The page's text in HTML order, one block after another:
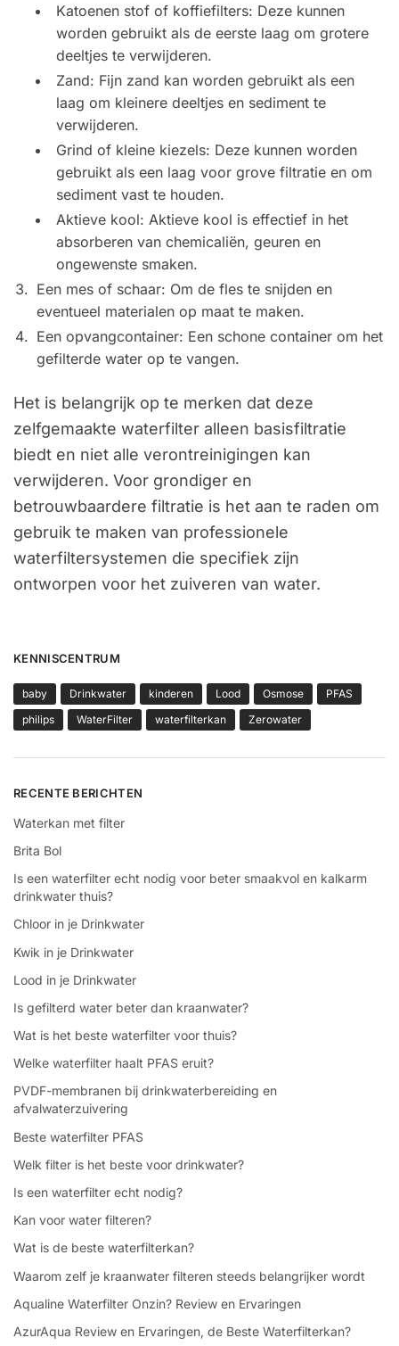
Katoenen stof of koffiefilters: Deze kunnen
worden gebruikt als de eerste laag om grotere
deeltjes te verwijderen.
Zand: Fijn zand kan worden gebruikt als een
laag om kleinere deeltjes en sediment te
verwijderen.
Grind of kleine kiezels: Deze kunnen worden
gebruikt als een laag voor grove filtratie en om
sediment vast te houden.
Aktieve kool: Aktieve kool is effectief in het
absorberen van chemicaliën, geuren en
ongewenste smaken.
Een mes of schaar: Om de fles te snijden en
eventueel materialen op maat te maken.
Een opvangcontainer: Een schone container om het
gefilterde water op te vangen.
Het is belangrijk op te merken dat deze
zelfgemaakte waterfilter alleen basisfiltratie
biedt en niet alle verontreinigingen kan
verwijderen. Voor grondiger en
betrouwbaardere filtratie is het aan te raden om
gebruik te maken van professionele
waterfiltersystemen die specifiek zijn
ontworpen voor het zuiveren van water.
KENNISCENTRUM
baby Drinkwater kinderen Lood Osmose
PFAS
philips
WaterFilter waterfilterkan Zerowater
RECENTE BERICHTEN
Waterkan met filter
Brita Bol
Is een waterfilter echt nodig voor beter smaakvol en kalkarm
drinkwater thuis?
Chloor in je Drinkwater
Kwik in je Drinkwater
Lood in je Drinkwater
Is gefilterd water beter dan kraanwater?
Wat is het beste waterfilter voor thuis?
Welke waterfilter haalt PFAS eruit?
PVDF-membranen bij drinkwaterbereiding en
afvalwaterzuivering
Beste waterfilter PFAS
Welk filter is het beste voor drinkwater?
Is een waterfilter echt nodig?
Kan voor water filteren?
Wat is de beste waterfilterkan?
Waarom zelf je kraanwater filteren steeds belangrijker wordt
Aqualine Waterfilter Onzin? Review en Ervaringen
AzurAqua Review en Ervaringen, de Beste Waterfilterkan?